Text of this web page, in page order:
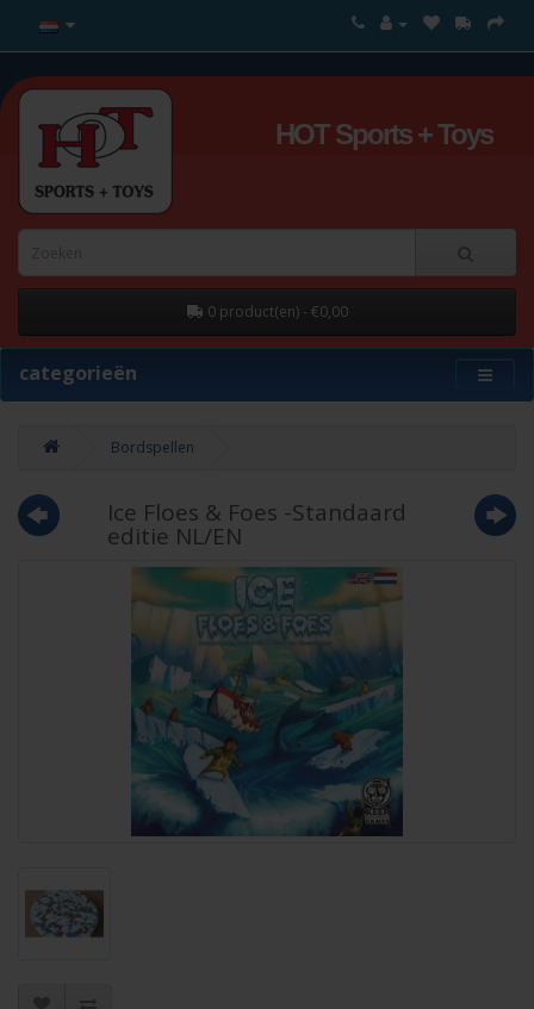
HOT Sports + Toys
0 product(en) - €0,00
categorieën
Bordspellen
Ice Floes & Foes -Standaard
editie NL/EN